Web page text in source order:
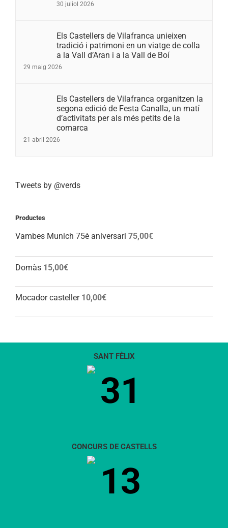
30 juliol 2026
Els Castellers de Vilafranca unieixen
tradició i patrimoni en un viatge de colla
a la Vall d’Aran i a la Vall de Boí
29 maig 2026
Els Castellers de Vilafranca organitzen la
segona edició de Festa Canalla, un matí
d’activitats per als més petits de la
comarca
21 abril 2026
Tweets by @verds
Productes
Vambes Munich 75è aniversari 75,00€
Domàs 15,00€
Mocador casteller 10,00€
SANT FÈLIX
31
CONCURS DE CASTELLS
13